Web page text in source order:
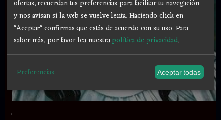
.
ofertas, recuerdan tus preferencias para facilitar tu navegación
y nos avisan si la web se vuelve lenta. Haciendo click en
"Aceptar" confirmas que estás de acuerdo con su uso.Para
saber más, por favor lea nuestrapolítica de privacidad.
Preferencias Aceptar todas